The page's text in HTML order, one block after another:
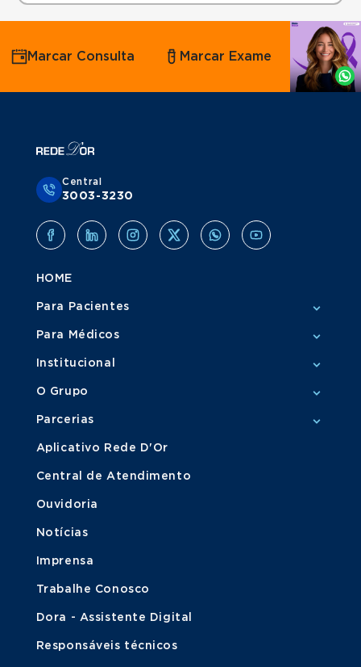
Agende
por
Whatsapp
Marcar Consulta Marcar Exame
Central
3003-3230
HOME
Para Pacientes
Para Médicos
Institucional
O Grupo
Parcerias
Aplicativo Rede D'Or
Central de Atendimento
Ouvidoria
Notícias
Imprensa
Trabalhe Conosco
Dora - Assistente Digital
Responsáveis técnicos